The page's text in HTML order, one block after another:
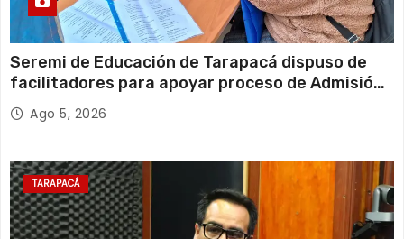
Seremi de Educación de Tarapacá dispuso de
facilitadores para apoyar proceso de Admisión
Escolar 2027
Ago 5, 2026
TARAPACÁ